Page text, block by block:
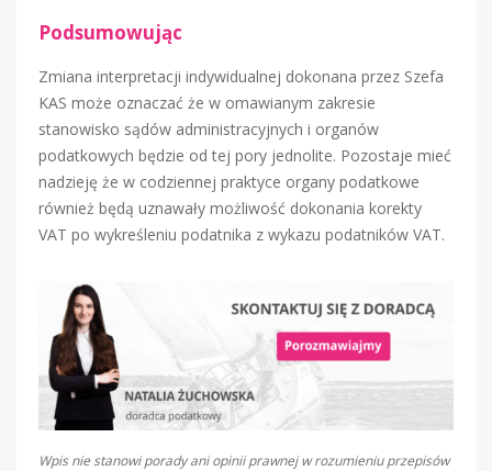
Podsumowując
Zmiana interpretacji indywidualnej dokonana przez Szefa
KAS może oznaczać że w omawianym zakresie
stanowisko sądów administracyjnych i organów
podatkowych będzie od tej pory jednolite. Pozostaje mieć
nadzieję że w codziennej praktyce organy podatkowe
również będą uznawały możliwość dokonania korekty
VAT po wykreśleniu podatnika z wykazu podatników VAT.
Wpis nie stanowi porady ani opinii prawnej w rozumieniu przepisów